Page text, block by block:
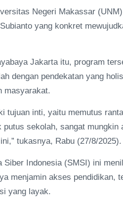
Negeri Makassar
yang konkret
Jakarta itu, program
dengan pendekatan yang
masyarakat.
tujuan inti, yaitu memutus
putus sekolah, sangat
tukasnya, Rabu (27/8/2025).
Siber Indonesia (SMSI) ini
menjamin akses pendidikan,
yang layak.